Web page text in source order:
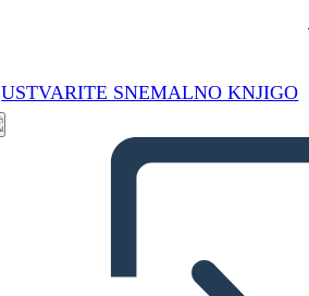
USTVARITE SNEMALNO KNJIGO